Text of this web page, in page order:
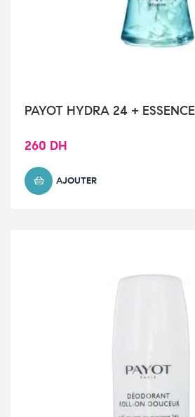
PAYOT HYDRA 24 + ESSENCE
260 DH
AJOUTER